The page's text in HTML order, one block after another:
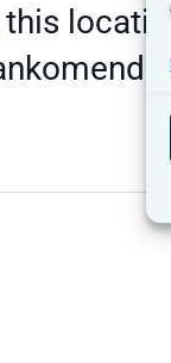
locatie